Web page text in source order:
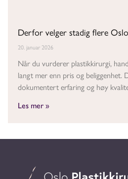
Derfor velger stadig flere
20. januar 2026
Når du vurderer plastikkirurgi,
langt mer enn pris og beliggenhet.
dokumentert erfaring og høy
Les mer »